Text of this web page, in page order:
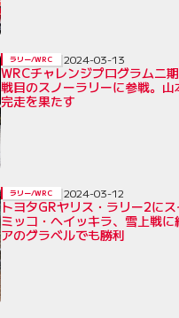
WRCチャレンジプログラム二
戦目のスノーラリーに参戦。
完走を果たす
ラリー/WRC 2024-03-13
トヨタGRヤリス・ラリー2に
ミッコ・ヘイッキラ、雪上戦に
アのグラベルでも勝利
ラリー/WRC 2024-03-12